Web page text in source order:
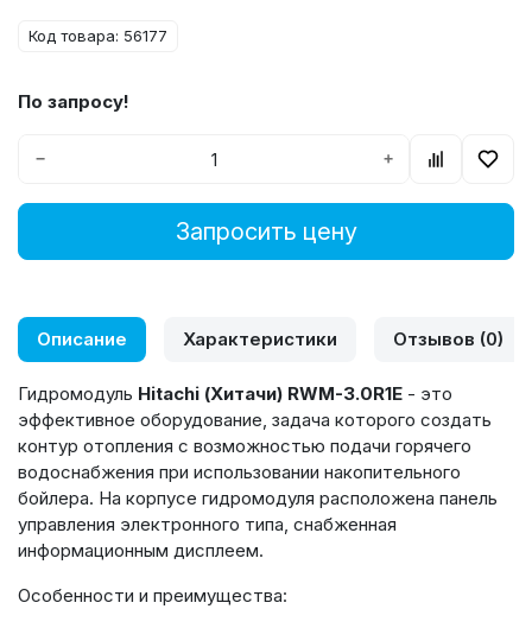
Код товара: 56177
По запросу!
− +
Запросить цену
Описание Характеристики Отзывов (0)
Гидромодуль Hitachi (Хитачи) RWM-3.0R1E - это
эффективное оборудование, задача которого создать
контур отопления с возможностью подачи горячего
водоснабжения при использовании накопительного
бойлера. На корпусе гидромодуля расположена панель
управления электронного типа, снабженная
информационным дисплеем.
Особенности и преимущества: